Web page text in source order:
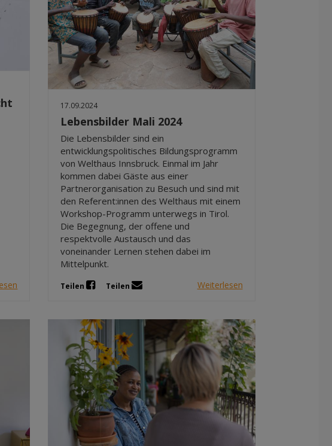
17.09.2024
Lebensbilder Mali 2024
Die Lebensbilder sind ein
entwicklungspolitisches Bildungsprogramm
von Welthaus Innsbruck. Einmal im Jahr
kommen dabei Gäste aus einer
Partnerorganisation zu Besuch und sind mit
den Referent:innen des Welthaus mit einem
Workshop-Programm unterwegs in Tirol.
Die Begegnung, der offene und
respektvolle Austausch und das
voneinander Lernen stehen dabei im
Mittelpunkt.
Teilen Teilen Weiterlesen